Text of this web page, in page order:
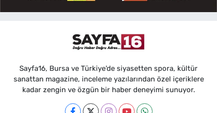
Sayfa16, Bursa ve Türkiye'de siyasetten spora, kültür
sanattan magazine, inceleme yazılarından özel içeriklere
kadar zengin ve özgün bir haber deneyimi sunuyor.